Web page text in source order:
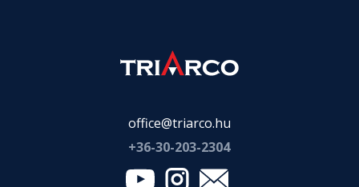
office@triarco.hu
+36-30-203-2304